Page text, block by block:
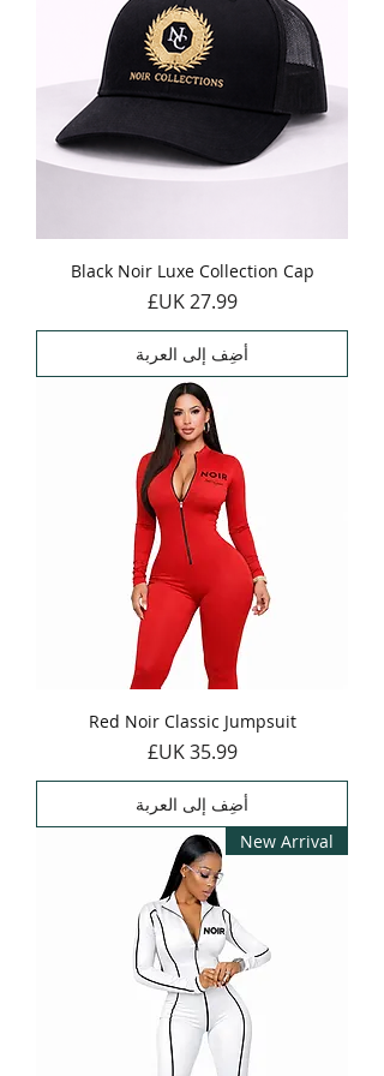
Black Noir Luxe Collection Cap
السعر‏27.99 UK£
أضِف إلى العربة
Red Noir Classic Jumpsuit
السعر‏35.99 UK£
أضِف إلى العربة
New Arrival